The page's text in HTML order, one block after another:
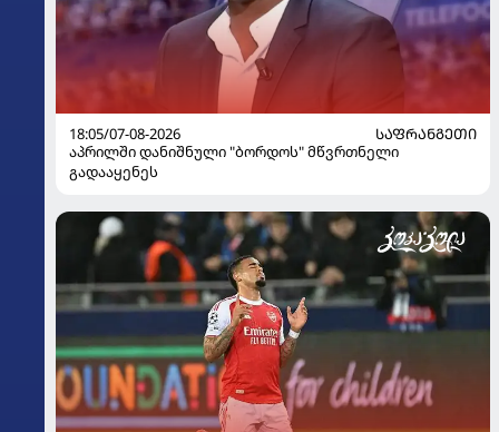
18:05/07-08-2026
ᲡᲐᲤᲠᲐᲜᲒᲔᲗᲘ
აპრილში დანიშნული "ბორდოს" მწვრთნელი
გადააყენეს